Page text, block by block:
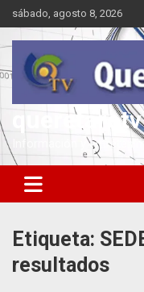
Saltar
al
contenido
sábado, agosto 8, 2026
queretarotv
Información y
Etiqueta:
resultados